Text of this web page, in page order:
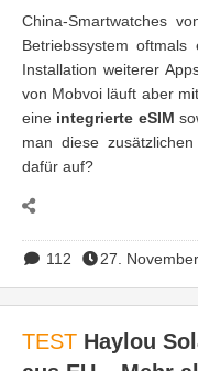
China-Smartwatches
Betriebssystem
Installation weiterer
von Mobvoi läuft aber mit
eine integrierte eSIM
man diese
dafür auf?
112 27.
TEST Haylou